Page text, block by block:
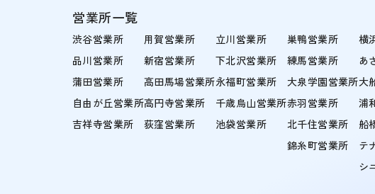
営業所一覧
渋谷営業所
品川営業所
蒲田営業所
自由が丘営業所
吉祥寺営業所
用賀営業所
新宿営業所
高田馬場営業所
高円寺営業所
荻窪営業所
立川営業所
下北沢営業所
永福町営業所
千歳烏山営業所
池袋営業所
巣鴨営業所
練馬営業所
大泉学園営業所
赤羽営業所
北千住営業所
錦糸町営業所
横
あ
大
浦
船
テ
シ